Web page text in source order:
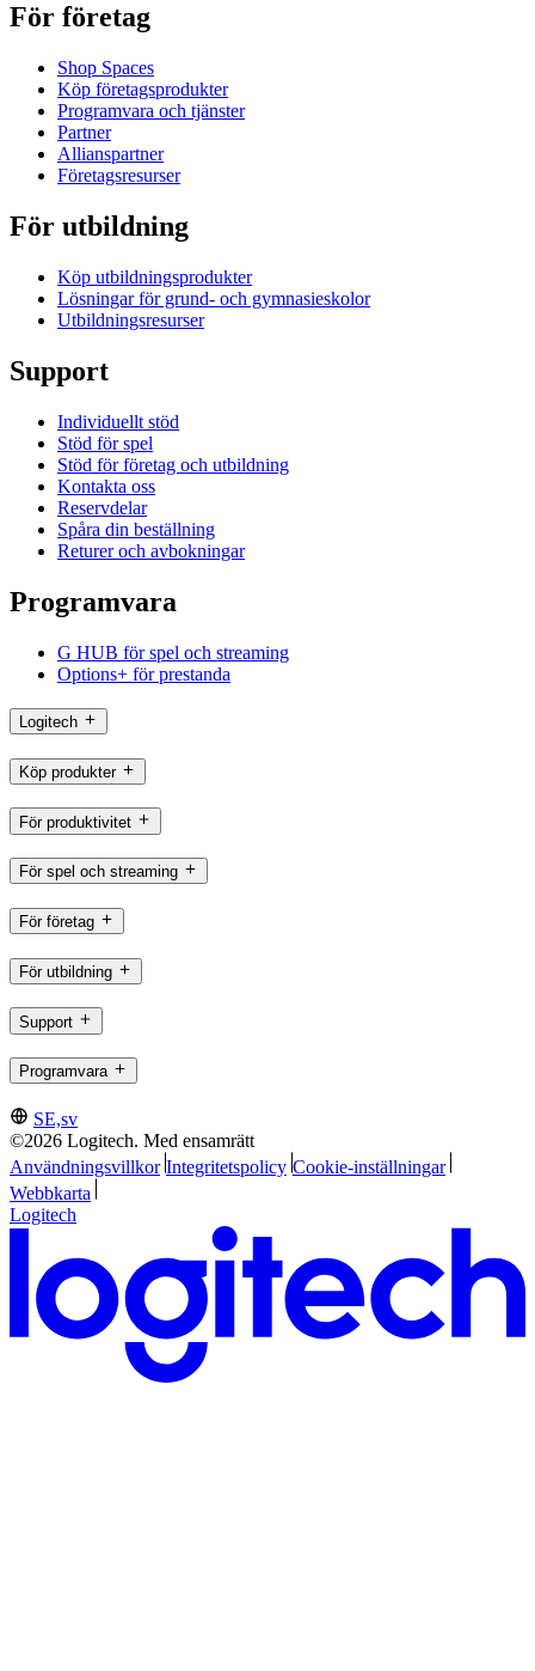
För företag
Shop Spaces
Köp företagsprodukter
Programvara och tjänster
Partner
Allianspartner
Företagsresurser
För utbildning
Köp utbildningsprodukter
Lösningar för grund- och gymnasieskolor
Utbildningsresurser
Support
Individuellt stöd
Stöd för spel
Stöd för företag och utbildning
Kontakta oss
Reservdelar
Spåra din beställning
Returer och avbokningar
Programvara
G HUB för spel och streaming
Options+ för prestanda
Logitech
Köp produkter
För produktivitet
För spel och streaming
För företag
För utbildning
Support
Programvara
SE,sv
©2026 Logitech. Med ensamrätt
Användningsvillkor Integritetspolicy Cookie-inställningar
Webbkarta
Logitech